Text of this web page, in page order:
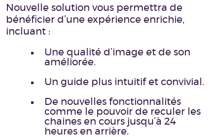
Nouvelle solution vous permettra de
bénéficier d’une expérience enrichie,
incluant :
Une qualité d’image et de son
améliorée.
Un guide plus intuitif et convivial.
De nouvelles fonctionnalités
comme le pouvoir de reculer les
chaines en cours jusqu’à 24
heures en arrière.